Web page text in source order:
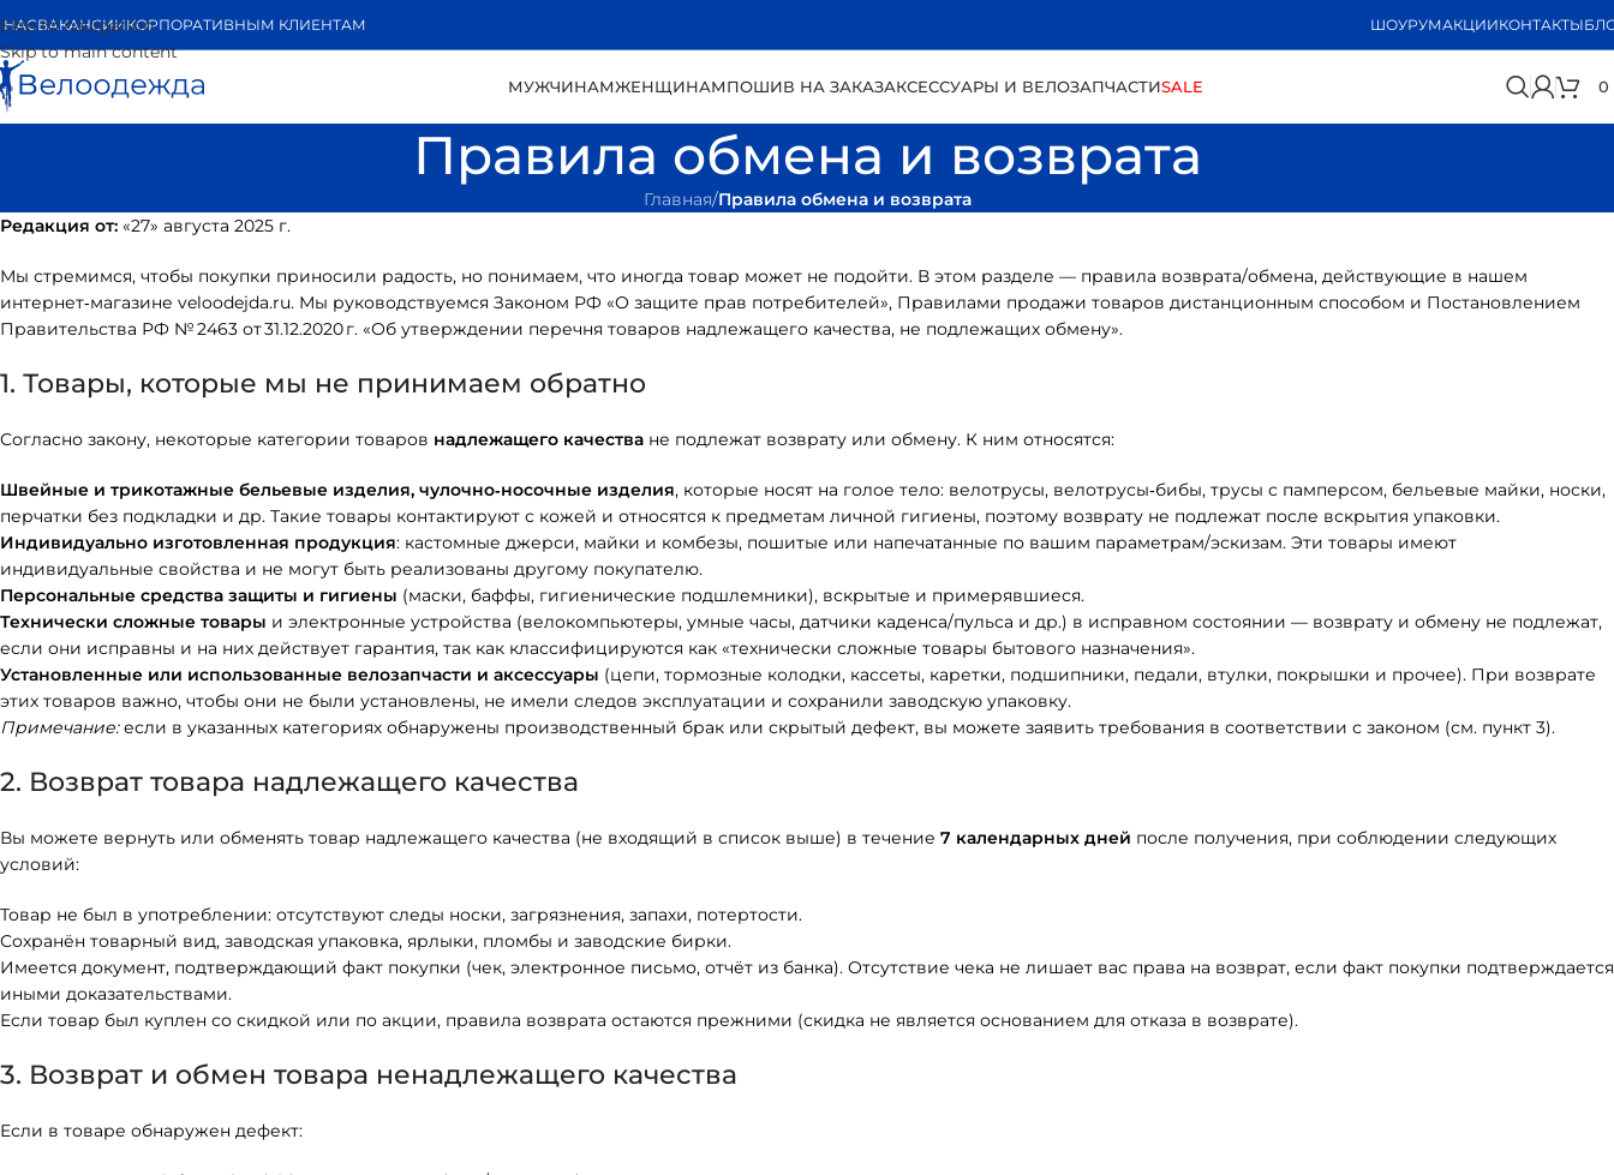
Skip to navigation
Skip to main content
НАСВАКАНСИИКОРПОРАТИВНЫМ КЛИЕНТАМ ШОУРУМАКЦИИКОНТАКТЫ
МУЖЧИНАМ
Летние джерси
Джерси с длинным
Костюмы триатлон
Велотрусы без лямок
Летние велорейтузы
ЖЕНЩИНАМ
Летние джерси
Джерси с длинным
Костюмы триатлон
Велотрусы без лямок
Летние велорейтузы
ПОШИВ НА ЗАКАЗАКСЕССУАРЫ И ВЕЛОЗАПЧАСТИ
Велошлемы NEW
SALE 0
Правила обмена и возврата
Главная/Правила обмена и возврата
Редакция от: «27» августа 2025 г.
Мы стремимся, чтобы покупки приносили радость, но понимаем, что иногда товар может не подойти. В этом разделе — правила возврата/обмена, действующие в нашем
интернет‑магазине veloodejda.ru. Мы руководствуемся Законом РФ «О защите прав потребителей», Правилами продажи товаров дистанционным способом и Постановлением
Правительства РФ № 2463 от 31.12.2020 г. «Об утверждении перечня товаров надлежащего качества, не подлежащих обмену».
1. Товары, которые мы не принимаем обратно
Согласно закону, некоторые категории товаров надлежащего качества не подлежат возврату или обмену. К ним относятся:
Швейные и трикотажные бельевые изделия, чулочно‑носочные изделия, которые носят на голое тело: велотрусы, велотрусы‑бибы, трусы с памперсом, бельевые майки, носки,
перчатки без подкладки и др. Такие товары контактируют с кожей и относятся к предметам личной гигиены, поэтому возврату не подлежат после вскрытия упаковки.
Индивидуально изготовленная продукция: кастомные джерси, майки и комбезы, пошитые или напечатанные по вашим параметрам/эскизам. Эти товары имеют
индивидуальные свойства и не могут быть реализованы другому покупателю.
Персональные средства защиты и гигиены (маски, баффы, гигиенические подшлемники), вскрытые и примерявшиеся.
Технически сложные товары и электронные устройства (велокомпьютеры, умные часы, датчики каденса/пульса и др.) в исправном состоянии — возврату и обмену не подлежат,
если они исправны и на них действует гарантия, так как классифицируются как «технически сложные товары бытового назначения».
Установленные или использованные велозапчасти и аксессуары (цепи, тормозные колодки, кассеты, каретки, подшипники, педали, втулки, покрышки и прочее). При возврате
этих товаров важно, чтобы они не были установлены, не имели следов эксплуатации и сохранили заводскую упаковку.
Примечание:если в указанных категориях обнаружены производственный брак или скрытый дефект, вы можете заявить требования в соответствии с законом (см. пункт 3).
2. Возврат товара надлежащего качества
Вы можете вернуть или обменять товар надлежащего качества (не входящий в список выше) в течение 7 календарных дней после получения, при соблюдении следующих
условий:
Товар не был в употреблении: отсутствуют следы носки, загрязнения, запахи, потертости.
Сохранён товарный вид, заводская упаковка, ярлыки, пломбы и заводские бирки.
Имеется документ, подтверждающий факт покупки (чек, электронное письмо, отчёт из банка). Отсутствие чека не лишает вас права на возврат, если факт покупки подтверждается
иными доказательствами.
Если товар был куплен со скидкой или по акции, правила возврата остаются прежними (скидка не является основанием для отказа в возврате).
3. Возврат и обмен товара ненадлежащего качества
Если в товаре обнаружен дефект: